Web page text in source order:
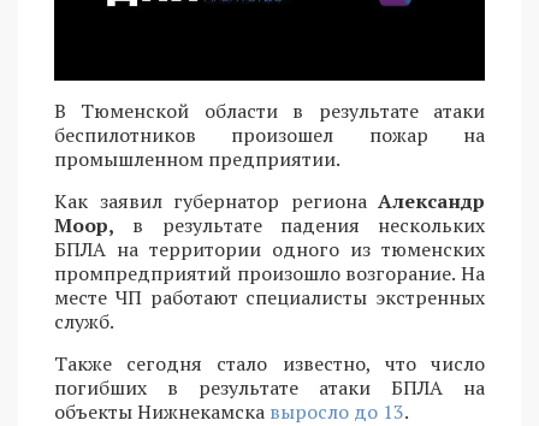
В Тюменской области в результате атаки
беспилотников произошел пожар на
промышленном предприятии.
Как заявил губернатор региона Александр
Моор, в результате падения нескольких
БПЛА на территории одного из тюменских
промпредприятий произошло возгорание. На
месте ЧП работают специалисты экстренных
служб.
Также сегодня стало известно, что число
погибших в результате атаки БПЛА на
объекты Нижнекамска выросло до 13.